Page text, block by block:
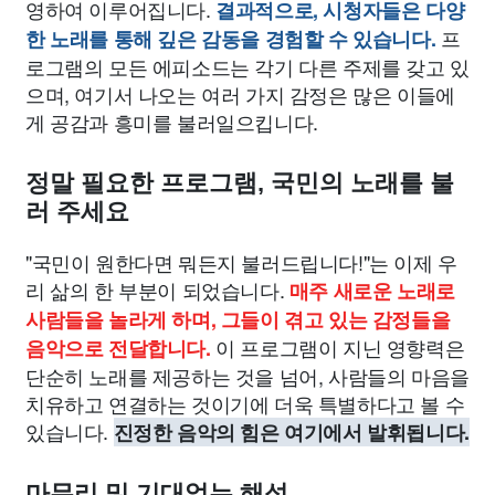
영하여 이루어집니다. 결과적으로, 시청자들은 다양
한 노래를 통해 깊은 감동을 경험할 수 있습니다. 프
로그램의 모든 에피소드는 각기 다른 주제를 갖고 있
으며, 여기서 나오는 여러 가지 감정은 많은 이들에
게 공감과 흥미를 불러일으킵니다.
정말 필요한 프로그램, 국민의 노래를 불
러 주세요
"국민이 원한다면 뭐든지 불러드립니다!"는 이제 우
리 삶의 한 부분이 되었습니다. 매주 새로운 노래로
사람들을 놀라게 하며, 그들이 겪고 있는 감정들을
음악으로 전달합니다. 이 프로그램이 지닌 영향력은
단순히 노래를 제공하는 것을 넘어, 사람들의 마음을
치유하고 연결하는 것이기에 더욱 특별하다고 볼 수
있습니다. 진정한 음악의 힘은 여기에서 발휘됩니다.